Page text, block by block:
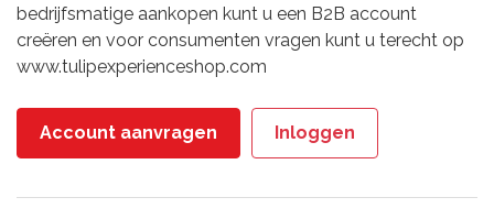
bedrijfsmatige aankopen kunt u een B2B account
creëren en voor consumenten vragen kunt u terecht op
www.tulipexperienceshop.com
Account aanvragen Inloggen